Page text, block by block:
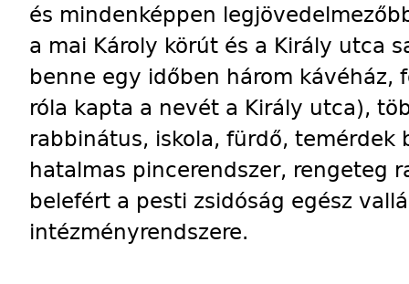
és mindenképpen
a mai Károly körút és a Király utca
benne egy időben három kávéház,
róla kapta a nevét a Király utca),
rabbinátus, iskola, fürdő, temérdek
hatalmas pincerendszer, rengeteg
belefért a pesti zsidóság egész
intézményrendszere.